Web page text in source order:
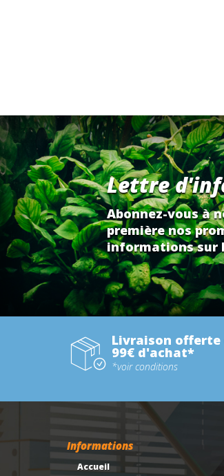
Lettre
Abonnez-vous à
première nos
informations sur
Livraison offerte
99€ d'achat*
*voir conditions
Informations
Accueil